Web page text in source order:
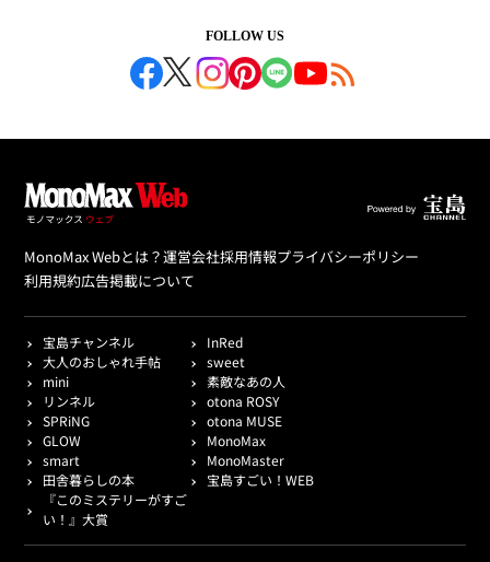
FOLLOW US
MonoMax Webとは？運営会社採用情報プライバシーポリシー
利用規約広告掲載について
宝島チャンネル
InRed
大人のおしゃれ手帖
sweet
mini
素敵なあの人
リンネル
otona ROSY
SPRiNG
otona MUSE
GLOW
MonoMax
smart
MonoMaster
田舎暮らしの本
宝島すごい！WEB
『このミステリーがすご
い！』大賞